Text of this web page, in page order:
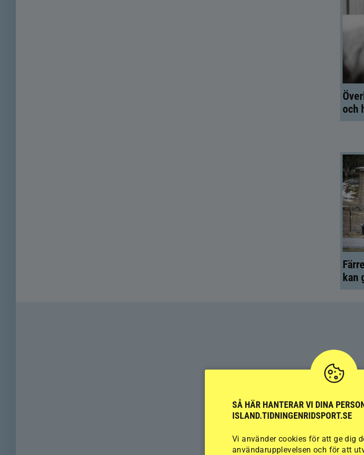
och
kan
SÅ HÄR HANTERAR VI DINA
ISLAND.TIDNINGENRIDSPORT.SE
Vi använder cookies för att ge dig
användarupplevelsen och för att